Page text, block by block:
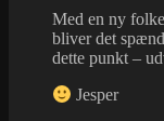
Med en ny
bliver det
dette punkt –
Jesper